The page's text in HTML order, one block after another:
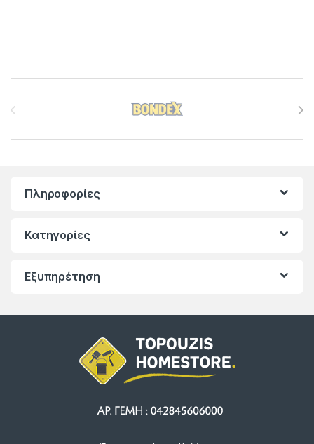
Πληροφορίες
Κατηγορίες
Εξυπηρέτηση